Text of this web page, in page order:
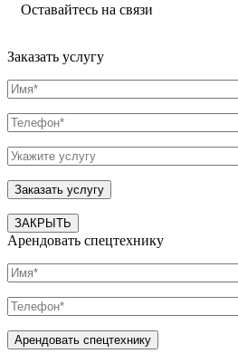
Оставайтесь на связи
Заказать услугу
ЗАКРЫТЬ
Арендовать спецтехнику